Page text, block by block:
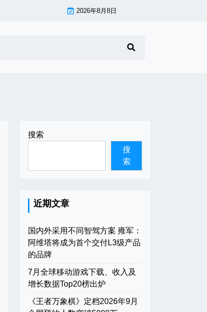
2026年8月8日
搜索
搜
索
近期文章
国内外采用不同智驾方案 雍军：
阿维塔将成为首个交付L3级产品
的品牌
7月全球移动游戏下载、收入及
增长数据Top20榜出炉
《王者万象棋》定档2026年9月